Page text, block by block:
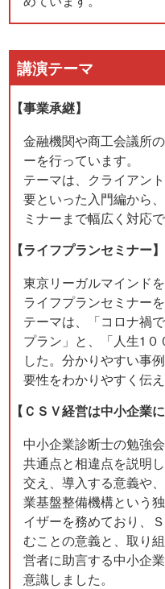
講演テーマ
【事業承継】
金融機関や商工会議所
ーを行っています。
テーマは、クライアン
要といった入門編から
ミナーまで幅広く対応で
【ライフプランセミナー】
東京リーガルマインド
ライフプランセミナーを
テーマは、「コロナ禍
プラン」と、「人生1
した。分かりやすい事
要性をわかりやすく伝え
【ＣＳＶ経営は中小企業
中小企業診断士の勉強
共通点と相違点を説明
交え、導入する意義や
業基盤整備機構という
イザーを務めており、
むことの意義と、取り
営者に助言する中小企
意識しました。